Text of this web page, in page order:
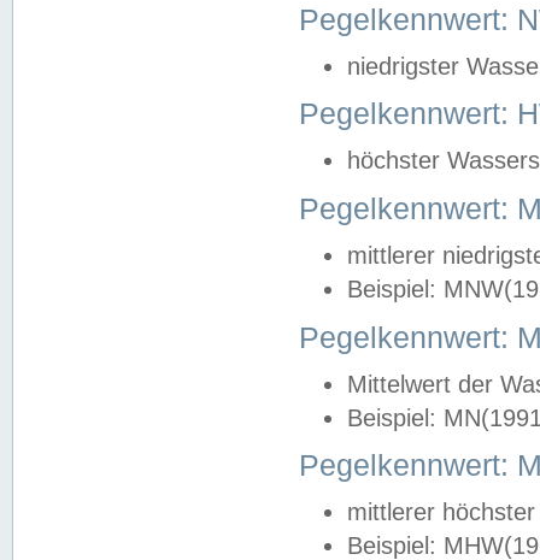
Pegelkennwert:
niedrigster
Pegelkennwert:
höchster
Pegelkennwert:
mittlerer
Beispiel:
Pegelkennwert:
Mittelwert der
Beispiel:
Pegelkennwert:
mittlerer
Beispiel: